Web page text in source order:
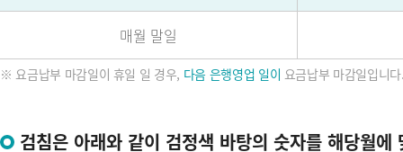
매월 말일
※ 요금납부 마감일이 휴일 일 경우, 다음 은행영업 일이 요금납부 마감일입니
검침은 아래와 같이 검정색 바탕의 숫자를 해당월에